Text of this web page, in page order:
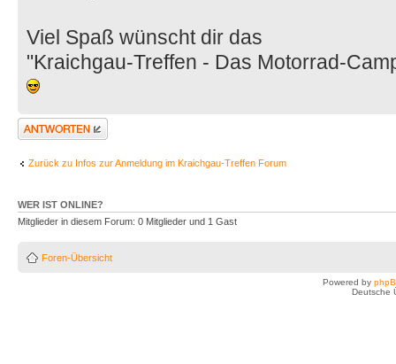
Viel Spaß wünscht dir das
"Kraichgau-Treffen - Das Motorrad-
Antwort erstellen
Zurück zu Infos zur Anmeldung im Kraichgau-Treffen Forum
WER IST ONLINE?
Mitglieder in diesem Forum: 0 Mitglieder und 1 Gast
Foren-Übersicht
Powered by
Deutsche